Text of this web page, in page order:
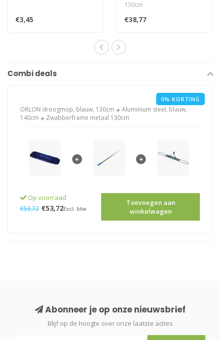
€3,45
130cm
€38,77
Combi deals
0% KORTING
ORLON droogmop, blauw, 130cm
Aluminium steel, blauw,
140cm
Zwabberframe metaal 130cm
Op voorraad
€53,72 €53,72Excl. btw
Toevoegen aan
winkelwagen
Abonneer je op onze nieuwsbrief
Blijf op de hoogte over onze laatste acties